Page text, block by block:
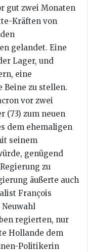
gut zwei Monaten
Kräften von
gelandet. Eine
Lager, und
eine
zu stellen.
vor zwei
(73) zum neuen
dem ehemaligen
seinem
genügend
zu
äußerte auch
François
regierten, nur
Hollande dem
Politikerin